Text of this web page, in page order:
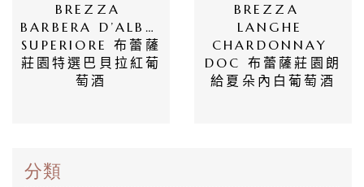
BREZZA
BARBERA D’ALBA
SUPERIORE 布蕾薩
莊園特選巴貝拉紅葡
萄酒
BREZZA
LANGHE
CHARDONNAY
DOC 布蕾薩莊園朗
給夏朵內白葡萄酒
分類